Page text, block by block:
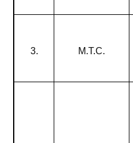
3. M.T.C.